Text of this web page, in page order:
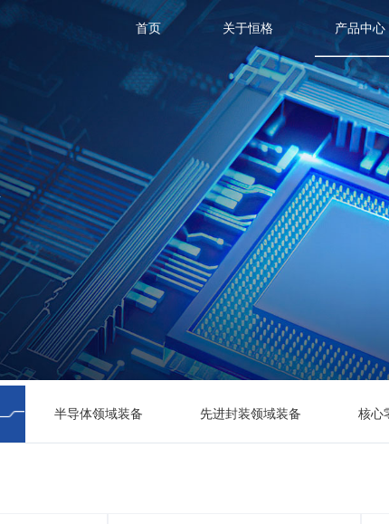
首页 关于恒格 产品中心
半导体领域装备 先进封装领域装备 核心